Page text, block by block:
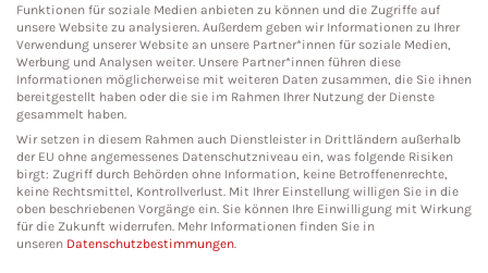
Social Media
Funktionen für soziale Medien anbieten zu können und die Zugriffe auf
unsere Website zu analysieren. Außerdem geben wir Informationen zu Ihrer
Verwendung unserer Website an unsere Partner*innen für soziale Medien,
Werbung und Analysen weiter. Unsere Partner*innen führen diese
Informationen möglicherweise mit weiteren Daten zusammen, die Sie ihnen
bereitgestellt haben oder die sie im Rahmen Ihrer Nutzung der Dienste
gesammelt haben.
Wir setzen in diesem Rahmen auch Dienstleister in Drittländern außerhalb
der EU ohne angemessenes Datenschutzniveau ein, was folgende Risiken
birgt: Zugriff durch Behörden ohne Information, keine Betroffenenrechte,
keine Rechtsmittel, Kontrollverlust. Mit Ihrer Einstellung willigen Sie in die
oben beschriebenen Vorgänge ein. Sie können Ihre Einwilligung mit Wirkung
für die Zukunft widerrufen. Mehr Informationen finden Sie in
unseren Datenschutzbestimmungen.